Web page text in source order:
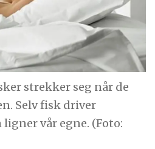
strekker seg når de
Selv fisk driver
vår egne. (Foto: